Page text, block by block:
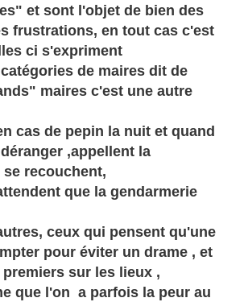
et sont l'objet de bien des
frustrations, en tout cas c'est
ci s'expriment
de maires dit de
maires c'est une autre
cas de pepin la nuit et quand
,appellent la
recouchent,
que la gendarmerie
ceux qui pensent qu'une
pour éviter un drame , et
sur les lieux ,
que l'on a parfois la peur au